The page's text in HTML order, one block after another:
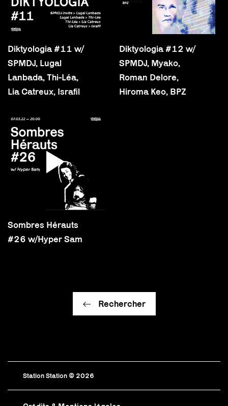
Diktyologia #11 w/
SPMDJ, Lugal
Lanbada, Thi-Léa,
Lia Catreux, Israfil
Diktyologia #12 w/
SPMDJ, Myako,
Roman Delore,
Hiroma Keo, BPZ
Sombres Hérauts
#26 w/Hyper Sam
Rechercher
Station Station © 2026